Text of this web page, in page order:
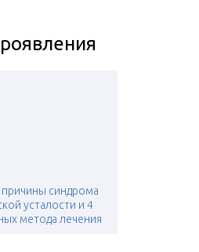
причины синдрома
усталости и 4
метода лечения